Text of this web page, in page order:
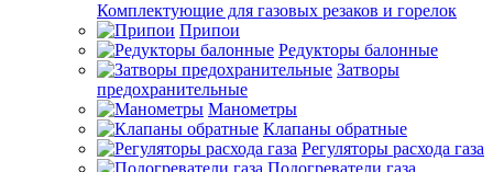
Комплектующие для газовых резаков и горелок
Припои
Редукторы балонные
Затворы
предохранительные
Манометры
Клапаны обратные
Регуляторы расхода газа
Подогреватели газа